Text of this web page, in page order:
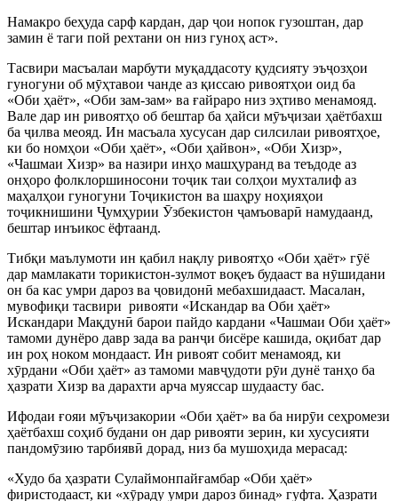
Намакро беҳуда сарф кардан, дар ҷои нопок гузоштан, дар
замин ё таги пой рехтани он низ гуноҳ аст».
Тасвири масъалаи марбути муқаддасоту қудсияту эъҷозҳои
гуногуни об мӯҳтавои чанде аз қиссаю ривоятҳои оид ба
«Оби ҳаёт», «Оби зам-зам» ва ғайраро низ эҳтиво менамояд.
Вале дар ин ривоятҳо об бештар ба ҳайси мӯъҷизаи ҳаётбахш
ба ҷилва меояд. Ин масъала хусусан дар силсилаи ривоятҳое,
ки бо номҳои «Оби ҳаёт», «Оби ҳайвон», «Оби Хизр»,
«Чашмаи Хизр» ва назири инҳо машҳуранд ва теъдоде аз
онҳоро фолклоршиносони тоҷик таи солҳои мухталиф аз
маҳалҳои гуногуни Тоҷикистон ва шаҳру ноҳияҳои
тоҷикнишини Ҷумҳурии Ӯзбекистон ҷамъоварӣ намудаанд,
бештар инъикос ёфтаанд.
Тибқи маълумоти ин қабил нақлу ривоятҳо «Оби ҳаёт» гӯё
дар мамлакати торикистон-зулмот воқеъ будааст ва нӯшидани
он ба кас умри дароз ва ҷовидонӣ мебахшидааст. Масалан,
мувофиқи тасвири ривояти «Искандар ва Оби ҳаёт»
Искандари Мақдунӣ барои пайдо кардани «Чашмаи Оби ҳаёт»
тамоми дунёро давр зада ва ранҷи бисёре кашида, оқибат дар
ин роҳ ноком мондааст. Ин ривоят собит менамояд, ки
хӯрдани «Оби ҳаёт» аз тамоми мавҷудоти рӯи дунё танҳо ба
ҳазрати Хизр ва дарахти арча муяссар шудаасту бас.
Ифодаи ғояи мӯъҷизакории «Оби ҳаёт» ва ба нирӯи сеҳромези
ҳаётбахш соҳиб будани он дар ривояти зерин, ки хусусияти
пандомӯзию тарбиявӣ дорад, низ ба мушоҳида мерасад:
«Худо ба ҳазрати Сулаймонпайғамбар «Оби ҳаёт»
фиристодааст, ки «хӯраду умри дароз бинад» гуфта. Ҳазрати